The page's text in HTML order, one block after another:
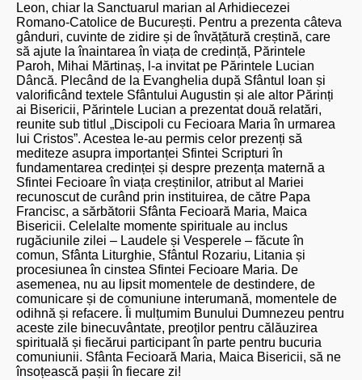
Leon, chiar la Sanctuarul marian al Arhidiecezei
Romano-Catolice de București. Pentru a prezenta câteva
gânduri, cuvinte de zidire și de învățătură creștină, care
să ajute la înaintarea în viața de credință, Părintele
Paroh, Mihai Mărtinaș, l-a invitat pe Părintele Lucian
Dâncă. Plecând de la Evanghelia după Sfântul Ioan și
valorificând textele Sfântului Augustin și ale altor Părinți
ai Bisericii, Părintele Lucian a prezentat două relatări,
reunite sub titlul „Discipoli cu Fecioara Maria în urmarea
lui Cristos”. Acestea le-au permis celor prezenți să
mediteze asupra importanței Sfintei Scripturi în
fundamentarea credinței și despre prezența maternă a
Sfintei Fecioare în viața creștinilor, atribut al Mariei
recunoscut de curând prin instituirea, de către Papa
Francisc, a sărbătorii Sfânta Fecioară Maria, Maica
Bisericii. Celelalte momente spirituale au inclus
rugăciunile zilei – Laudele și Vesperele – făcute în
comun, Sfânta Liturghie, Sfântul Rozariu, Litania și
procesiunea în cinstea Sfintei Fecioare Maria. De
asemenea, nu au lipsit momentele de destindere, de
comunicare și de comuniune interumană, momentele de
odihnă și refacere. Îi mulțumim Bunului Dumnezeu pentru
aceste zile binecuvântate, preoților pentru călăuzirea
spirituală și fiecărui participant în parte pentru bucuria
comuniunii. Sfânta Fecioară Maria, Maica Bisericii, să ne
însoțească pașii în fiecare zi!